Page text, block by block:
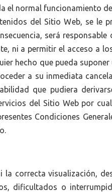
el normal funcionamiento
del Sitio Web, se le
será
ni a permitir el acceso a
hecho que pueda
a su inmediata
que pudiera
del Sitio Web por
Condiciones
correcta visualización,
dificultados o